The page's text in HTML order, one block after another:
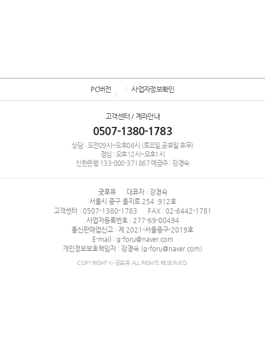
PC버전 사업자정보확인
고객센터 / 계좌안내
0507-1380-1783
상담 : 오전09시~오후06시 (토요일,공휴일 휴무)
점심 : 오후12시~오후1시
신한은행 133-000-371867예금주 : 강경숙
굿포유
대표자 : 강경숙
서울시 중구 을지로 254 .912호
고객센터 : 0507-1380-1783
FAX : 02-6442-1781
사업자등록번호 : 277-69-00494
통신판매업신고 : 제 2021-서울중구-2019호
E-mail : g-foru@naver.com
개인정보보호책임자 : 강경숙 (g-foru@naver.com)
COPYRIGHT © 굿포유 ALL RIGHTS RESERVED.